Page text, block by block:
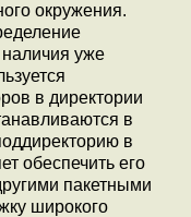
окружения.
уже
в директории
в
в
обеспечить его
пакетными
широкого